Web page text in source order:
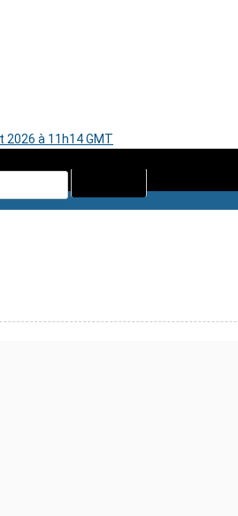
2026 à 11h14 GMT